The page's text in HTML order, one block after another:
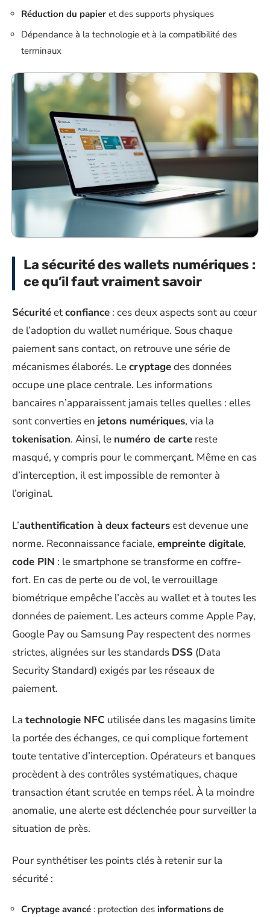
Réduction du papier et des supports physiques
Dépendance à la technologie et à la compatibilité des
terminaux
La sécurité des wallets numériques :
ce qu’il faut vraiment savoir
Sécuritéetconfiance : ces deux aspects sont au cœur
de l’adoption du wallet numérique. Sous chaque
paiement sans contact, on retrouve une série de
mécanismes élaborés. Lecryptagedes données
occupe une place centrale. Les informations
bancaires n’apparaissent jamais telles quelles : elles
sont converties en jetons numériques, via la
tokenisation. Ainsi, le numéro de carte reste
masqué, y compris pour le commerçant. Même en cas
d’interception, il est impossible de remonter à
l’original.
L’authentification à deux facteursest devenue une
norme. Reconnaissance faciale, empreinte digitale,
code PIN : le smartphone se transforme en coffre-
fort. En cas de perte ou de vol, le verrouillage
biométrique empêche l’accès au wallet et à toutes les
données de paiement. Les acteurs comme Apple Pay,
Google Pay ou Samsung Pay respectent des normes
strictes, alignées sur les standards DSS (Data
Security Standard) exigés par les réseaux de
paiement.
La technologie NFC utilisée dans les magasins limite
la portée des échanges, ce qui complique fortement
toute tentative d’interception. Opérateurs et banques
procèdent à des contrôles systématiques, chaque
transaction étant scrutée en temps réel. À la moindre
anomalie, une alerte est déclenchée pour surveiller la
situation de près.
Pour synthétiser les points clés à retenir sur la
sécurité :
Cryptage avancé : protection des informations de